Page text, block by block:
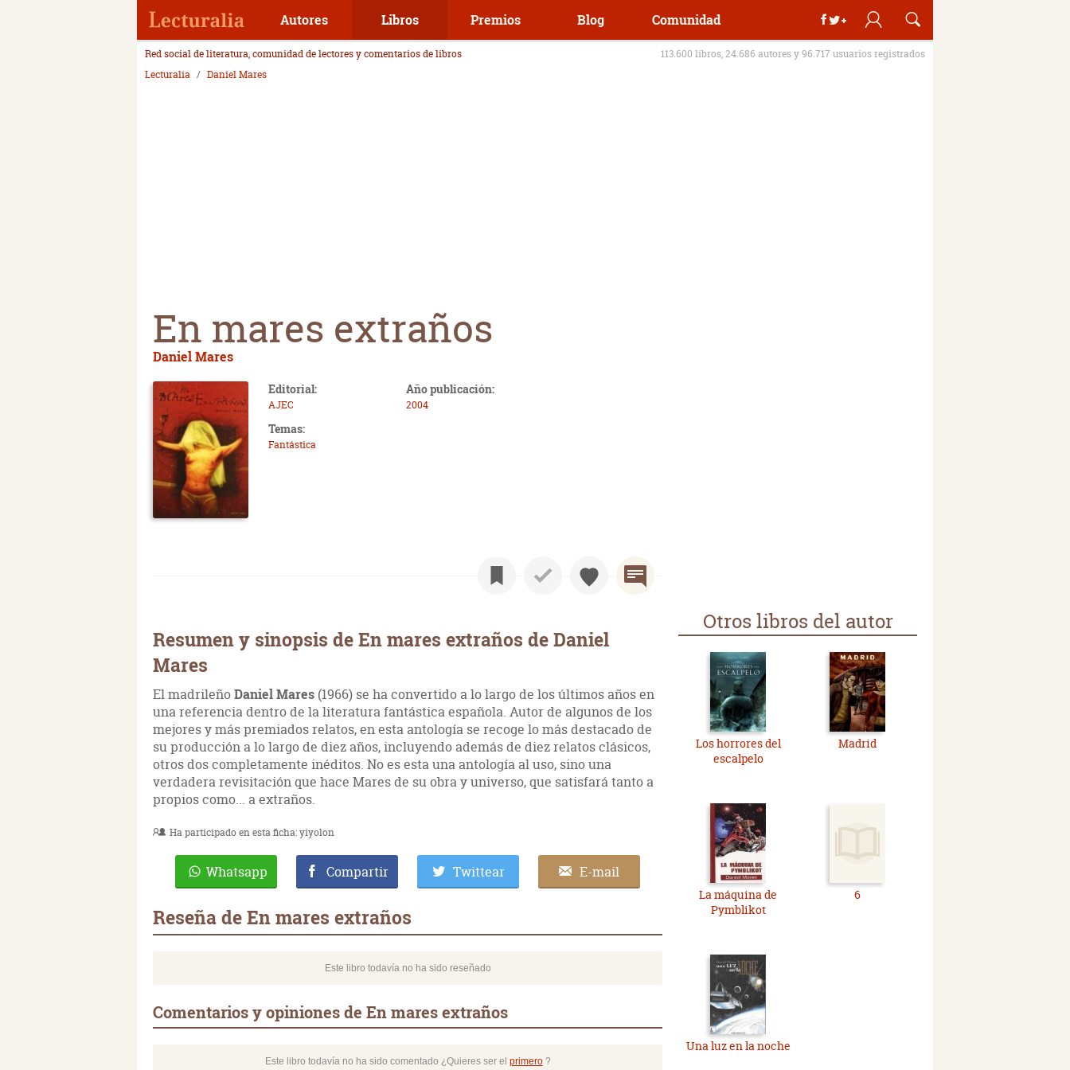
Autores Libros Premios Blog Comunidad
Red social de literatura, comunidad de lectores y comentarios de libros
113.600 libros, 24.686 autores y 96.717 usuarios registrados
Lecturalia
Daniel Mares
En mares extraños
Daniel Mares
Editorial:
AJEC
Año publicación:
2004
Temas:
Fantástica
Resumen y sinopsis de En mares extraños de Daniel
Mares
El madrileñoDaniel Mares (1966) se ha convertido a lo largo de los últimos años en
una referencia dentro de la literatura fantástica española. Autor de algunos de los
mejores y más premiados relatos, en esta antología se recoge lo más destacado de
su producción a lo largo de diez años, incluyendo además de diez relatos clásicos,
otros dos completamente inéditos. No es esta una antología al uso, sino una
verdadera revisitación que hace Mares de su obra y universo, que satisfará tanto a
propios como... a extraños.
Ha participado en esta ficha:yiyolon
Whatsapp Compartir Twittear E-mail
Reseña de En mares extraños
Este libro todavía no ha sido reseñado
Comentarios y opiniones de En mares extraños
Este libro todavía no ha sido comentado ¿Quieres ser el primero?
Otros libros del autor
Los horrores del
escalpelo
Madrid
La máquina de
Pymblikot
6
Una luz en la noche